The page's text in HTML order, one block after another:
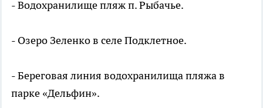
- Водохранилище пляж п. Рыбачье.
- Озеро Зеленко в селе Подклетное.
- Береговая линия водохранилища пляжа в
парке «Дельфин».